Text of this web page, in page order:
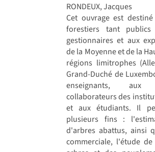
RONDEUX, Jacques
Cet ouvrage est
forestiers tant
gestionnaires et aux
de la Moyenne et de la
régions limitrophes
Grand-Duché de
enseignants,
collaborateurs des
et aux étudiants. Il
plusieurs fins :
d'arbres abattus, ainsi
commerciale, l'étude